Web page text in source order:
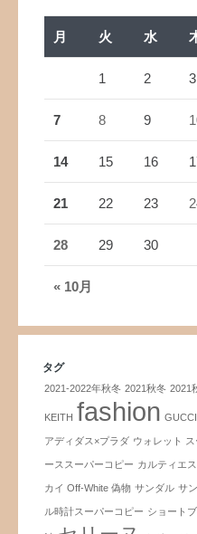
月 火 水
« 10月
1 2 3
7 8 9
14 15 16
21 22 23
28 29 30
タグ
2021-2022年秋冬 2021秋冬 2021
KEITH fashion GUCCI
アディダス×プラダ ウォレット
ーススーパーコピー カルティエ
カイ Off-White 偽物 サンダル サ
ル時計スーパーコピー ショート